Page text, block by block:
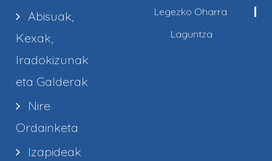
Abisuak,
Kexak,
Iradokizunak
eta Galderak
Nire
Ordainketa
Izapideak
Legezko Oharra
Laguntza